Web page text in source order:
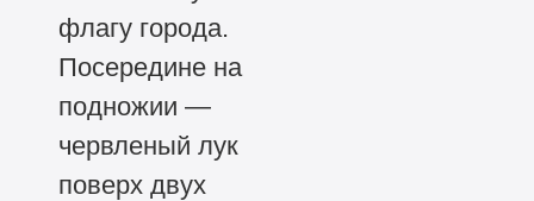
флагу города.
Посередине на
подножии —
червленый лук
поверх двух